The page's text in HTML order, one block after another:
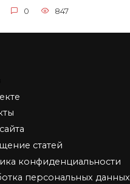
0 847
обязательства
смерти заемщика:
законные способы
защиты прав
наследников и
действий
статей
конфиденциальности
персональных данных